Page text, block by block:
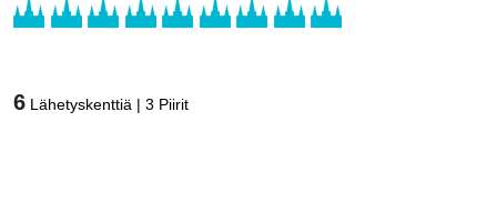
6 Lähetyskenttiä | 3 Piirit